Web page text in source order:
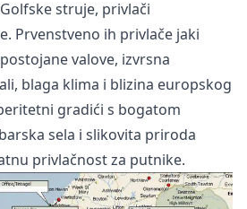
struje, privlači
Prvenstveno ih privlače jaki
valove, izvrsna
blaga klima i blizina europskog
gradići s bogatom
sela i slikovita priroda
privlačnost za putnike.